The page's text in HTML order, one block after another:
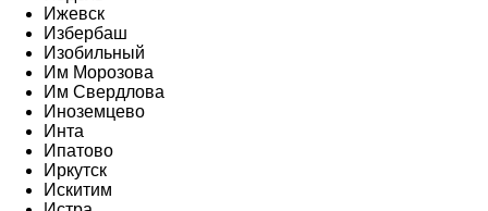
Ижевск
Избербаш
Изобильный
Им Морозова
Им Свердлова
Иноземцево
Инта
Ипатово
Иркутск
Искитим